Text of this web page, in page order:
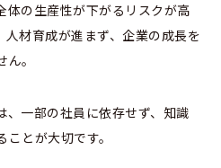
体の生産性が下がるリスクが高
人材育成が進まず、企業の成長を
。
、一部の社員に依存せず、知識
とが大切です。